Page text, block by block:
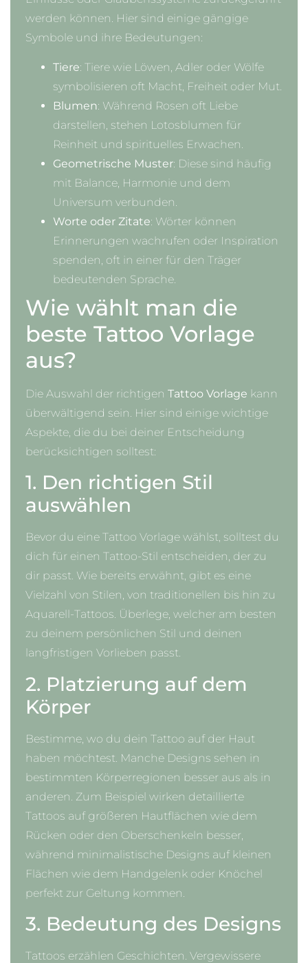
werden können. Hier sind einige gängige
Symbole und ihre Bedeutungen:
Tiere: Tiere wie Löwen, Adler oder Wölfe
symbolisieren oft Macht, Freiheit oder Mut.
Blumen: Während Rosen oft Liebe
darstellen, stehen Lotosblumen für
Reinheit und spirituelles Erwachen.
Geometrische Muster: Diese sind häufig
mit Balance, Harmonie und dem
Universum verbunden.
Worte oder Zitate: Wörter können
Erinnerungen wachrufen oder Inspiration
spenden, oft in einer für den Träger
bedeutenden Sprache.
Wie wählt man die
beste Tattoo Vorlage
aus?
Die Auswahl der richtigenTattoo Vorlage kann
überwältigend sein. Hier sind einige wichtige
Aspekte, die du bei deiner Entscheidung
berücksichtigen solltest:
1. Den richtigen Stil
auswählen
Bevor du eine Tattoo Vorlage wählst, solltest du
dich für einen Tattoo-Stil entscheiden, der zu
dir passt. Wie bereits erwähnt, gibt es eine
Vielzahl von Stilen, von traditionellen bis hin zu
Aquarell-Tattoos. Überlege, welcher am besten
zu deinem persönlichen Stil und deinen
langfristigen Vorlieben passt.
2. Platzierung auf dem
Körper
Bestimme, wo du dein Tattoo auf der Haut
haben möchtest. Manche Designs sehen in
bestimmten Körperregionen besser aus als in
anderen. Zum Beispiel wirken detaillierte
Tattoos auf größeren Hautflächen wie dem
Rücken oder den Oberschenkeln besser,
während minimalistische Designs auf kleinen
Flächen wie dem Handgelenk oder Knöchel
perfekt zur Geltung kommen.
3. Bedeutung des Designs
Tattoos erzählen Geschichten. Vergewissere